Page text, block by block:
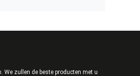
We zullen de beste producten met u